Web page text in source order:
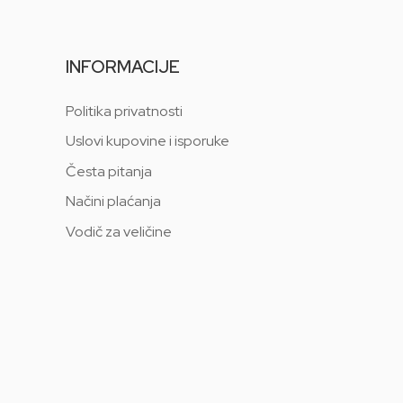
INFORMACIJE
Politika privatnosti
Uslovi kupovine i isporuke
Česta pitanja
Načini plaćanja
Vodič za veličine